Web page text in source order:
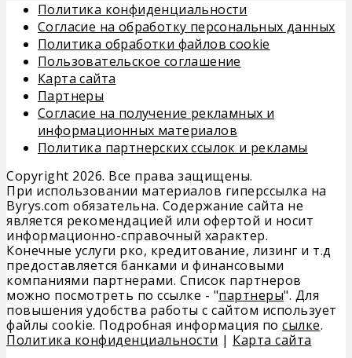
Политика конфиденциальности
Согласие на обработку персональных данных
Политика обработки файлов cookie
Пользовательское соглашение
Карта сайта
Партнеры
Согласие на получение рекламных и
информационных материалов
Политика партнерских ссылок и рекламы
Copyright 2026. Все права защищены.
При использовании материалов гиперссылка на
Byrys.com обязательна. Содержание сайта не
является рекомендацией или офертой и носит
информационно-справочный характер.
Конечные услуги рко, кредитование, лизинг и т.д
предоставляется банками и финансовыми
компаниями партнерами. Список партнеров
можно посмотреть по ссылке - "партнеры". Для
повышения удобства работы с сайтом использует
файлы cookie. Подробная информация по сылке.
Политика конфиденциальности | Карта сайта